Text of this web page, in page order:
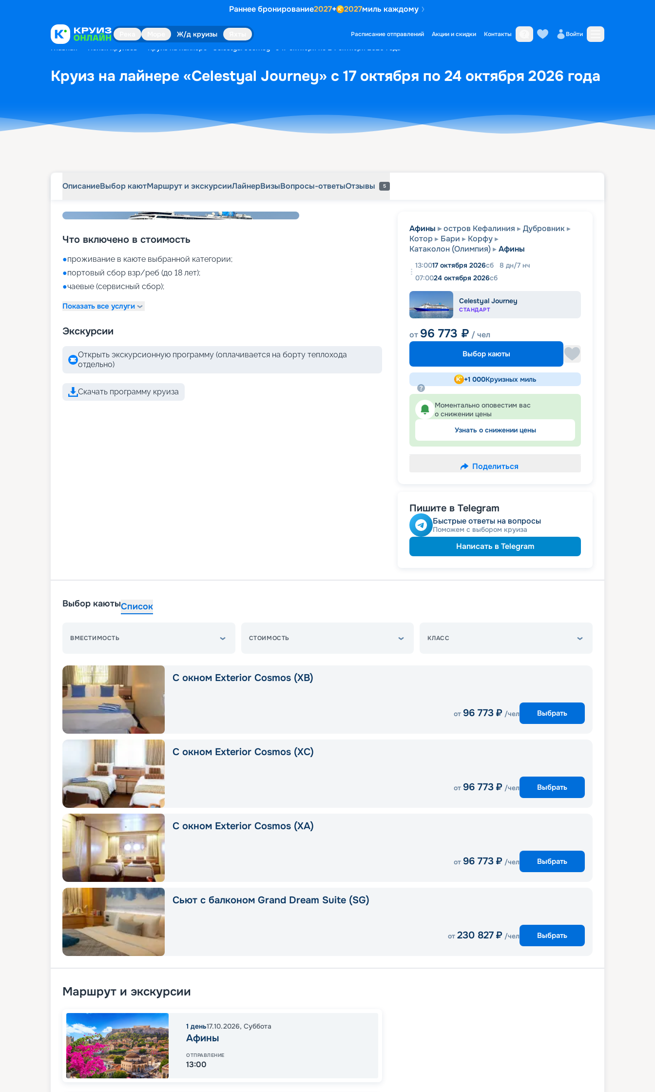
Раннее бронирование2027+ 2027миль каждому
Ж/д круизы Расписание отправлений Акции и скидки Контакты Войти
Главная Поиск круизов Круиз на лайнере «Celestyal Journey» с 17 октября по 24 октября 2026 года
Круиз на лайнере «Celestyal Journey» с 17 октября по 24 октября 2026 года
ОписаниеВыбор каютМаршрут и экскурсииЛайнерВизыВопросы-ответыОтзывы 5
Что включено в стоимость
●проживание в каюте выбранной категории;
●портовый сбор взр/реб (до 18 лет);
●чаевые (сервисный сбор);
Показать все услуги
Экскурсии
Открыть экскурсионную программу (оплачивается на борту теплохода
отдельно)
Скачать программу круиза
Афины остров Кефалиния
Дубровник
Котор
Бари
Корфу
Катаколон (Олимпия)
Афины
13:0017 октября 2026сб 8 дн/7 нч
07:0024 октября 2026сб
Celestyal Journey
СТАНДАРТ
от 96 773 ₽ / чел
Выбор каюты
+1 000Круизных миль
Моментально оповестим вас
о снижении цены
Узнать о снижении цены
Поделиться
Пишите в Telegram
Быстрые ответы на вопросы
Поможем с выбором круиза
Написать в Telegram
Выбор каютыСписок
ВМЕСТИМОСТЬ СТОИМОСТЬ КЛАСС
С окном Exterior Cosmos (XB)
от 96 773 ₽ /чел Выбрать
С окном Exterior Cosmos (XС)
от 96 773 ₽ /чел Выбрать
С окном Exterior Cosmos (XA)
от 96 773 ₽ /чел Выбрать
Сьют с балконом Grand Dream Suite (SG)
от 230 827 ₽ /чел Выбрать
Маршрут и экскурсии
1 день17.10.2026, Суббота
Афины
ОТПРАВЛЕНИЕ
13:00